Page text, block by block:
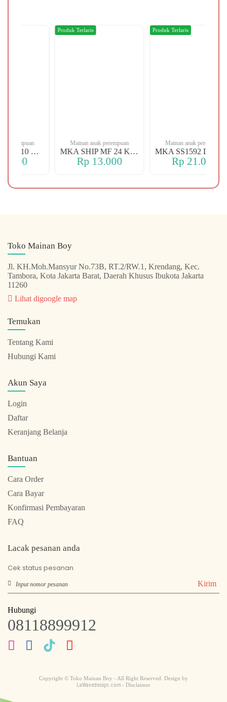
MKA SHIP MO 10 CHERRY
Mainan anak perempuan
MKA SHIP MF 24 KERANJANG
Rp 13.000
Produk Terlaris
Mainan anak perempuan
Rp 21.000
Produk Terlaris
Toko Mainan Boy
Jl. KH.Moh.Mansyur No.73B, RT.2/RW.1, Krendang, Kec.
Tambora, Kota Jakarta Barat, Daerah Khusus Ibukota Jakarta
11260
Lihat digoogle map
Temukan
Tentang Kami
Hubungi Kami
Akun Saya
Login
Daftar
Keranjang Belanja
Bantuan
Cara Order
Cara Bayar
Konfirmasi Pembayaran
FAQ
Lacak pesanan anda
Cek status pesanan
Kirim
Hubungi
08118899912
Copyright © Toko Mainan Boy - All Right Reserved. Design by
LaWavedesign.com - Disclaimer